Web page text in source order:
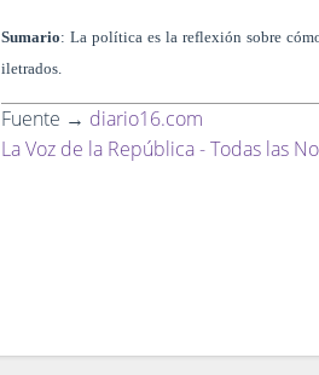
Sumario: La política es la reflexión sobre
iletrados.
Fuente → diario16.com
La Voz de la República - Todas las